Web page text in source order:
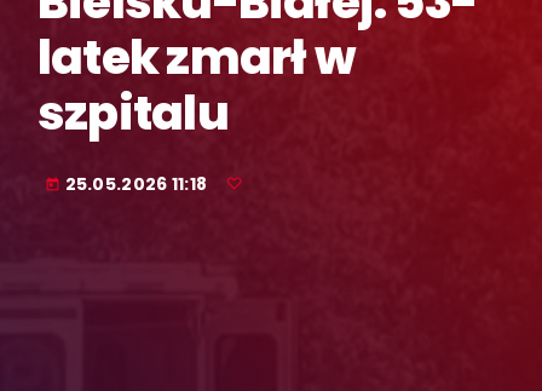
latek zmarł w
szpitalu
today 25.05.2026 11:18